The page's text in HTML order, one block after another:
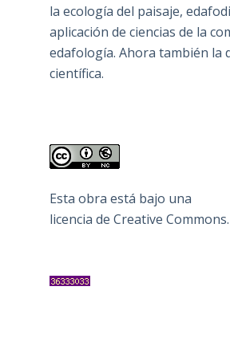
la ecología del paisaje,
aplicación de ciencias de la
edafología. Ahora también la
científica.
Esta obra está bajo una
licencia de Creative Commons.